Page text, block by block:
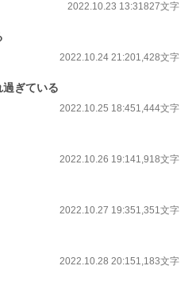
2022.10.23 13:31827文字
2022.10.24 21:201,428文字
ぎている
2022.10.25 18:451,444文字
2022.10.26 19:141,918文字
2022.10.27 19:351,351文字
2022.10.28 20:151,183文字